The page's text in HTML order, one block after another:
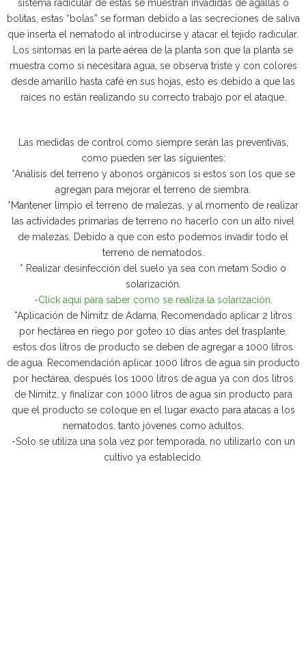
sistema radicular de estas se muestran invadidas de agallas o
bolitas, estas “bolas” se forman debido a las secreciones de saliva
que inserta el nematodo al introducirse y atacar el tejido radicular.
Los síntomas en la parte aérea de la planta son que la planta se
muestra como si necesitara agua, se observa triste y con colores
desde amarillo hasta café en sus hojas, esto es debido a que las
raíces no están realizando su correcto trabajo por el ataque.
Las medidas de control como siempre serán las preventivas,
como pueden ser las siguientes:
*Análisis del terreno y abonos orgánicos si estos son los que se
agregan para mejorar el terreno de siembra.
*Mantener limpio el terreno de malezas, y al momento de realizar
las actividades primarias de terreno no hacerlo con un alto nivel
de malezas. Debido a que con esto podemos invadir todo el
terreno de nematodos.
* Realizar desinfección del suelo ya sea con metam Sodio o
solarización.
-Click aquí para saber como se realiza la solarización.
*Aplicación de Nimitz de Adama, Recomendado aplicar 2 litros
por hectárea en riego por goteo 10 días antes del trasplante,
estos dos litros de producto se deben de agregar a 1000 litros
de agua. Recomendación aplicar 1000 litros de agua sin producto
por hectárea, después los 1000 litros de agua ya con dos litros
de Nimitz, y finalizar con 1000 litros de agua sin producto para
que el producto se coloque en el lugar exacto para atacas a los
nematodos, tanto jóvenes como adultos.
-Solo se utiliza una sola vez por temporada, no utilizarlo con un
cultivo ya establecido.